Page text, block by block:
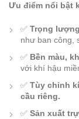
Ưu điểm nổi bật
✅ Trọng
như ban công,
✅ Bền màu,
với khí hậu
✅ Tùy chỉnh
cầu riêng.
✅ Sản xuất